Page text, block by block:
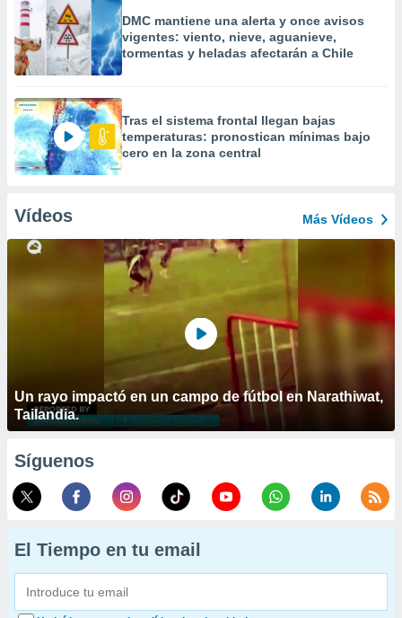
DMC mantiene una alerta y once avisos
vigentes: viento, nieve, aguanieve,
tormentas y heladas afectarán a Chile
Tras el sistema frontal llegan bajas
temperaturas: pronostican mínimas bajo
cero en la zona central
Vídeos Más Vídeos
Un rayo impactó en un campo de fútbol en Narathiwat,
Tailandia.
Síguenos
El Tiempo en tu email